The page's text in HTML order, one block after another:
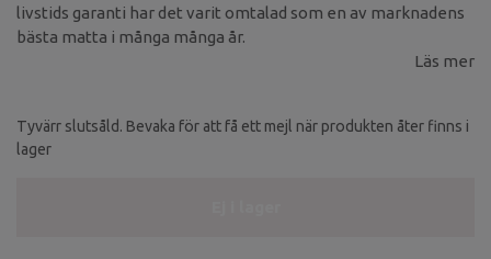
livstids garanti har det varit omtalad som en av marknadens
bästa matta i många många år.
Läs mer
Tyvärr slutsåld. Bevaka för att få ett mejl när produkten åter finns i
lager